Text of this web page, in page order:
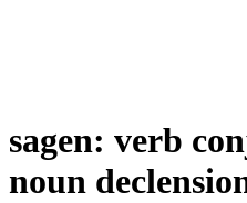
sagen: verb
noun